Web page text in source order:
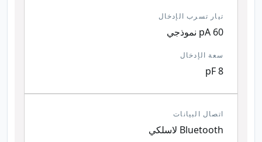
تيار تسرب الإدخال
60 pA نموذجي
سعة الإدخال
8 pF
اتصال البيانات
Bluetooth لاسلكي